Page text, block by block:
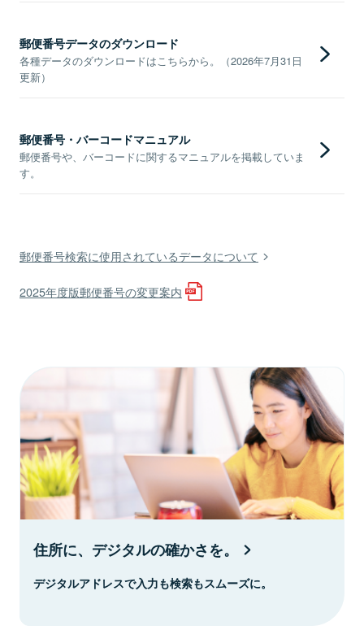
郵便番号データのダウンロード
各種データのダウンロードはこちらから。（2026年7月31日
更新）
郵便番号・バーコードマニュアル
郵便番号や、バーコードに関するマニュアルを掲載していま
す。
郵便番号検索に使用されているデータについて
2025年度版郵便番号の変更案内
住所に、デジタルの確かさを。
デジタルアドレスで入力も検索もスムーズに。